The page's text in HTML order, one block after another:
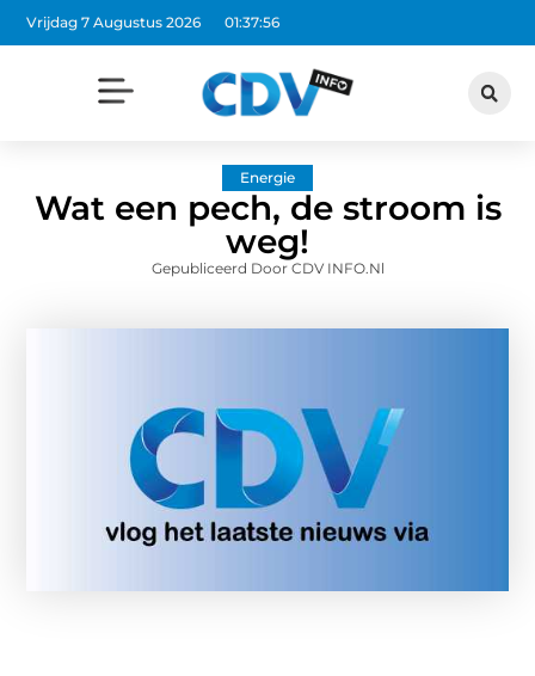
Vrijdag 7 Augustus 2026 01:37:57
Energie
Wat een pech, de stroom is
weg!
Gepubliceerd Door CDV INFO.nl